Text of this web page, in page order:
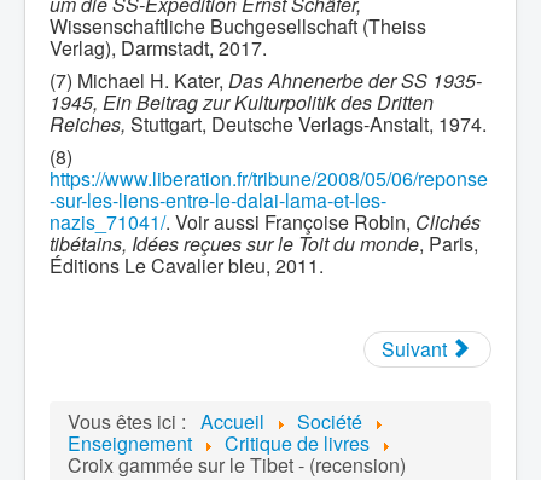
Wissenschaftliche Buchgesellschaft (Theiss
Verlag), Darmstadt, 2017.
(7) Michael H. Kater, Das Ahnenerbe der SS 1935-
1945, Ein Beitrag zur Kulturpolitik des Dritten
Reiches, Stuttgart, Deutsche Verlags-Anstalt, 1974.
(8)
https://www.liberation.fr/tribune/2008/05/06/reponse
-sur-les-liens-entre-le-dalai-lama-et-les-
nazis_71041/. Voir aussi Françoise Robin, Clichés
tibétains, Idées reçues sur le Toit du monde, Paris,
Éditions Le Cavalier bleu, 2011.
Suivant
Vous êtes ici : Accueil Société
Enseignement Critique de livres
Croix gammée sur le Tibet - (recension)